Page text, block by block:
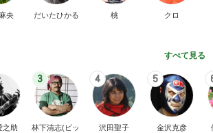
央 だいたひかる 桃 クロ
すべて見る
之助
3
林下清志(ビッ
4
沢田聖子
5
金沢克彦